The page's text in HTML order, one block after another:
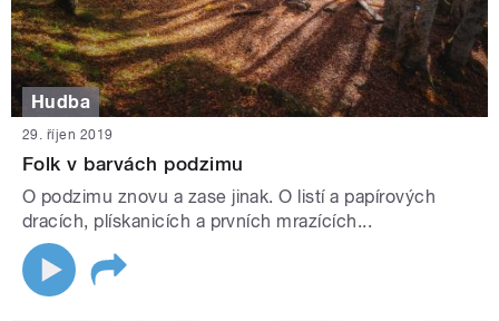
Hudba
29. říjen 2019
Folk v barvách podzimu
O podzimu znovu a zase jinak. O listí a papírových
dracích, plískanicích a prvních mrazících...